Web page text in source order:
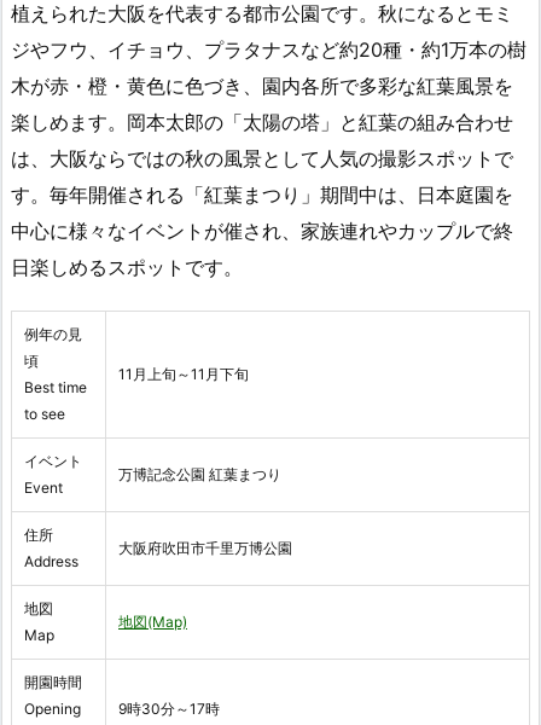
植えられた大阪を代表する都市公園です。秋になるとモミ
ジやフウ、イチョウ、プラタナスなど約20種・約1万本の樹
木が赤・橙・黄色に色づき、園内各所で多彩な紅葉風景を
楽しめます。岡本太郎の「太陽の塔」と紅葉の組み合わせ
は、大阪ならではの秋の風景として人気の撮影スポットで
す。毎年開催される「紅葉まつり」期間中は、日本庭園を
中心に様々なイベントが催され、家族連れやカップルで終
日楽しめるスポットです。
例年の見
頃
Best time
to see
11月上旬～11月下旬
イベント
Event
万博記念公園 紅葉まつり
住所
Address
大阪府吹田市千里万博公園
地図
Map
地図(Map)
開園時間
Opening
9時30分～17時